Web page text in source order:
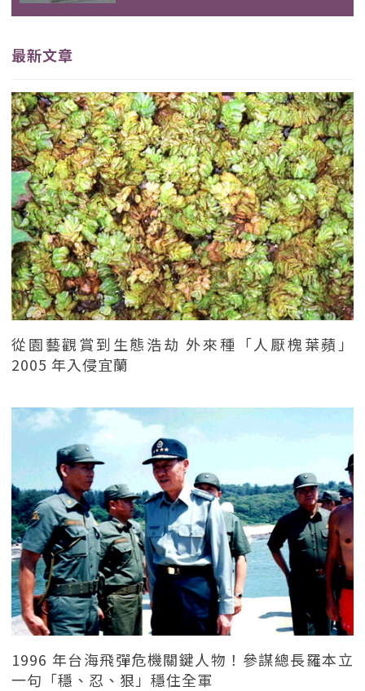
最新文章
從園藝觀賞到生態浩劫 外來種「人厭槐葉蘋」
2005 年入侵宜蘭
1996 年台海飛彈危機關鍵人物！參謀總長羅本立
一句「穩、忍、狠」穩住全軍